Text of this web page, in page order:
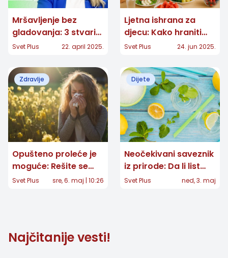
Mršavljenje bez
gladovanja: 3 stvari
koje svaka žena
nego što krenete na
dijetu
Svet Plus 22. april 2025.
Ljetna ishrana za
djecu: Kako hraniti
mališane tokom
stresa
Svet Plus 24. jun 2025.
Zdravlje
Opušteno proleće je
moguće: Rešite se
alergena iz nosa uz
Svet Plus sre, 6. maj | 10:26
Dijete
Neočekivani saveznik
iz prirode: Da li list
nane može da prevari
Svet Plus ned, 3. maj
Najčitanije vesti!